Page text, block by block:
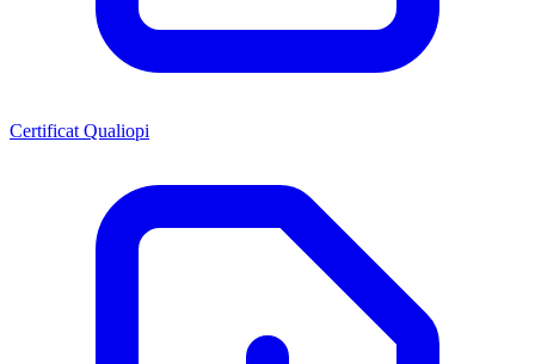
Certificat Qualiopi